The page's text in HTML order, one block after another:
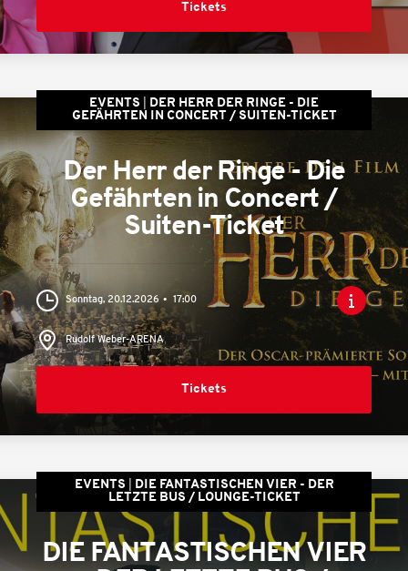
Tickets
EVENTS
DER HERR DER RINGE - DIE
GEFÄHRTEN IN CONCERT / SUITEN-TICKET
Der Herr der Ringe - Die
Gefährten in Concert /
Suiten-Ticket
Sonntag, 20.12.2026 17:00
Rudolf Weber-ARENA
Tickets
EVENTS
DIE FANTASTISCHEN VIER - DER
LETZTE BUS / LOUNGE-TICKET
DIE FANTASTISCHEN VIER